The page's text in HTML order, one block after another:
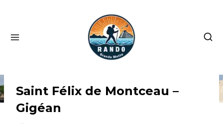
Saint Félix de Montceau –
Gigéan